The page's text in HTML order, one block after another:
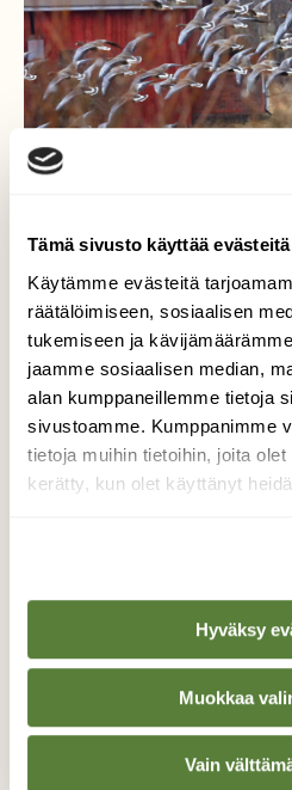
Tämä sivusto käyttää evästeitä
Käytämme evästeitä
räätälöimiseen, sosiaalisen
tukemiseen ja
jaamme sosiaalisen median,
alan kumppaneillemme tietoja
sivustoamme. Kumppanimme
tietoja muihin tietoihin, joita
kerätty, kun olet käyttänyt
Hyväksy
Muokkaa
Vain
Hanhia on ollut
tänään 7.4.2026
olevan eniten
metsähanhia ja olipa
Valokuvaaja: Irja
TAKAISIN